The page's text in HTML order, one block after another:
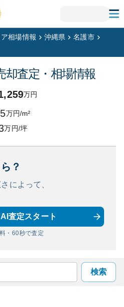
相場情報 沖縄県
名護市
却査定・相場情報
万円
万円/m²
万円/坪
？
によって、
査定スタート
・60秒で査定
検索